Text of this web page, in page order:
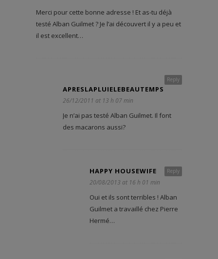
Merci pour cette bonne adresse ! Et as-tu déjà
testé Alban Guilmet ? Je l’ai découvert il y a peu et
il est excellent…
Reply
APRESLAPLUIELEBEAUTEMPS
26/12/2011 at 13 h 07 min
Je n’ai pas testé Alban Guilmet. Il font
des macarons aussi?
Reply
HAPPY HOUSEWIFE
20/08/2013 at 16 h 01 min
Oui et ils sont terribles ! Alban
Guilmet a travaillé chez Pierre
Hermé…